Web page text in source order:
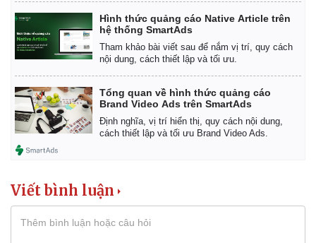
Hình thức quảng cáo Native Article trên
hệ thống SmartAds
Tham khảo bài viết sau để nắm vị trí, quy cách
nội dung, cách thiết lập và tối ưu.
Tổng quan về hình thức quảng cáo
Brand Video Ads trên SmartAds
Định nghĩa, vị trí hiển thị, quy cách nội dung,
cách thiết lập và tối ưu Brand Video Ads.
Viết bình luận